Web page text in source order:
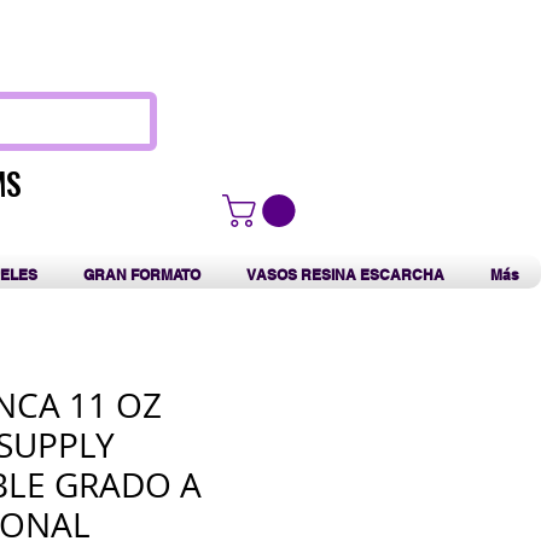
GRAN FORMATO VASOS RESINA ESCARCHA Más
11 OZ
GRADO A